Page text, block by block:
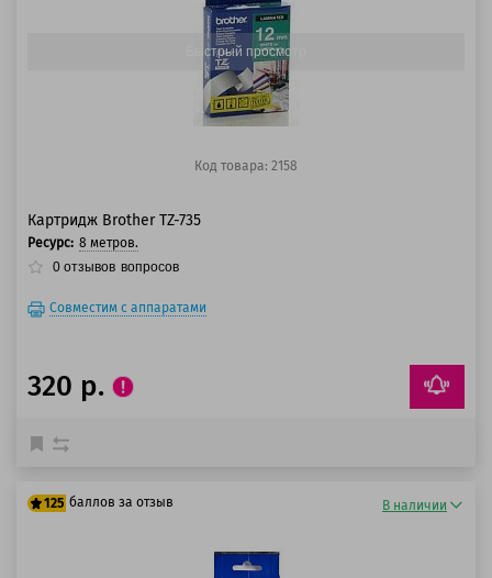
Быстрый просмотр
Код товара: 2158
Картридж Brother TZ-735
Ресурс: 8 метров.
0 отзывов вопросов
Совместим с аппаратами
320 р.
125 баллов за отзыв В наличии